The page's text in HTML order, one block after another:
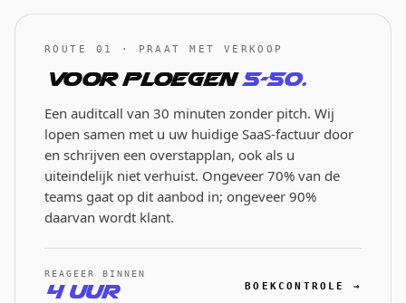
ROUTE 01 · PRAAT MET VERKOOP
Voor ploegen5–50.
Een auditcall van 30 minuten zonder pitch. Wij
lopen samen met u uw huidige SaaS-factuur door
en schrijven een overstapplan, ook als u
uiteindelijk niet verhuist. Ongeveer 70% van de
teams gaat op dit aanbod in; ongeveer 90%
daarvan wordt klant.
REAGEER BINNEN
4 uur BOEKCONTROLE →